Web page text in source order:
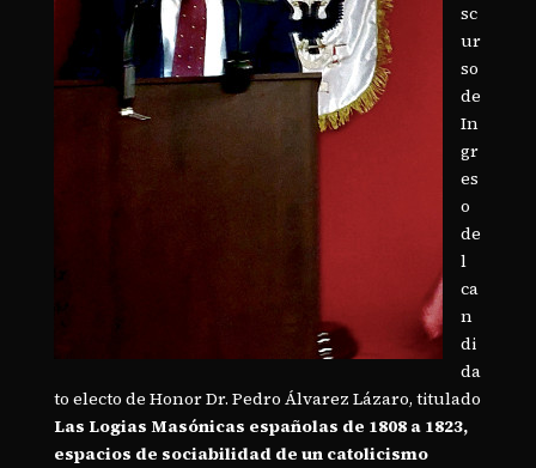
sc
ur
so
de
In
gr
es
o
de
l
ca
n
di
da
to electo de Honor Dr. Pedro Álvarez Lázaro, titulado
Las Logias Masónicas españolas de 1808 a 1823,
espacios de sociabilidad de un catolicismo